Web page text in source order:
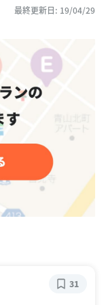
最終更新日: 19/04/29
31